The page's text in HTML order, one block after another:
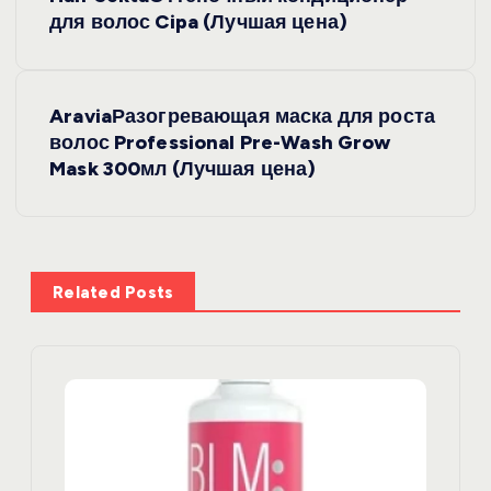
для волос Cipa (Лучшая цена)
AraviaРазогревающая маска для роста
волос Professional Pre-Wash Grow
Mask 300мл (Лучшая цена)
Related Posts